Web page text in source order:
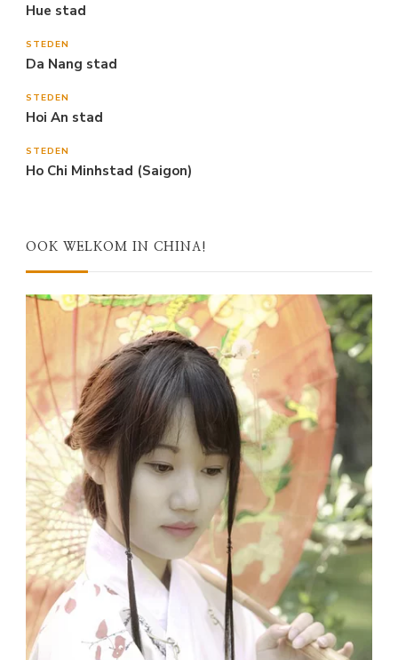
Hue stad
STEDEN
Da Nang stad
STEDEN
Hoi An stad
STEDEN
Ho Chi Minhstad (Saigon)
OOK WELKOM IN CHINA!